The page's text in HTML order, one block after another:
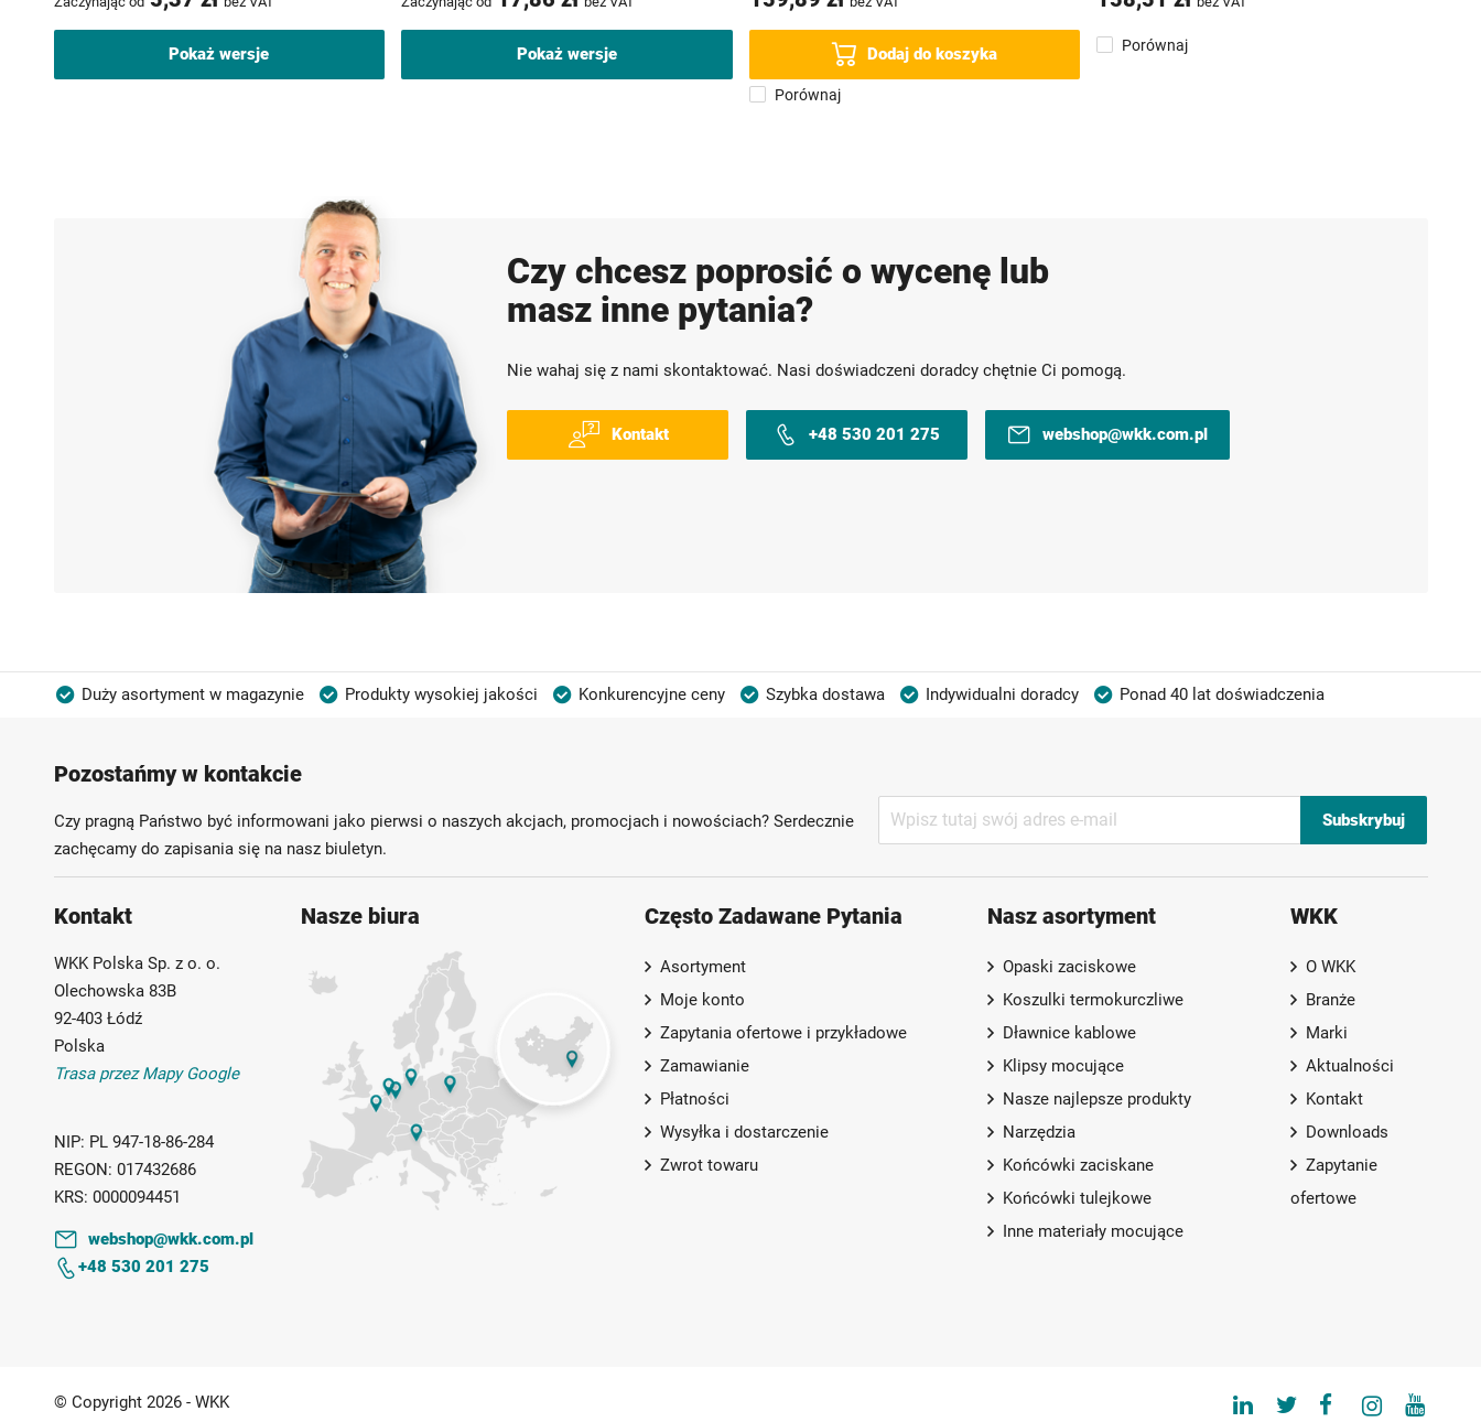
Pokaż wersje Pokaż wersje Dodaj do koszyka
Porównaj
Porównaj
Czy chcesz poprosić o wycenę lub
masz inne pytania?
Nie wahaj się z nami skontaktować. Nasi doświadczeni doradcy chętnie Ci pomogą.
Kontakt +48 530 201 275 webshop@wkk.com.pl
Duży asortyment w magazynie Produkty wysokiej jakości Konkurencyjne ceny Szybka dostawa Indywidualni doradcy
Ponad 40 lat doświadczenia
Pozostańmy w kontakcie
Czy pragną Państwo być informowani jako pierwsi o naszych akcjach, promocjach i nowościach? Serdecznie
zachęcamy do zapisania się na nasz biuletyn.
nasz
Subskrybuj
Kontakt
WKK Polska Sp. z o. o.
Olechowska 83B
92-403 Łódź
Polska
Trasa przez Mapy Google
NIP: PL 947-18-86-284
REGON: 017432686
KRS: 0000094451
webshop@wkk.com.pl
+48 530 201 275
Nasze biura Często Zadawane Pytania
Asortyment
Moje konto
Zapytania ofertowe i przykładowe
Zamawianie
Płatności
Wysyłka i dostarczenie
Zwrot towaru
Nasz asortyment
Opaski zaciskowe
Koszulki termokurczliwe
Dławnice kablowe
Klipsy mocujące
Nasze najlepsze produkty
Narzędzia
Końcówki zaciskane
Końcówki tulejkowe
Inne materiały mocujące
WKK
O WKK
Branże
Marki
Aktualności
Kontakt
Downloads
Zapytanie
ofertowe
© Copyright 2026 - WKK